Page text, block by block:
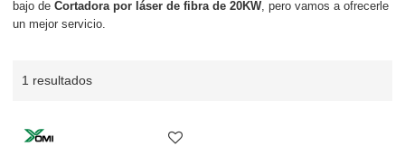
bajo deCortadora por láser de fibra de 20KW, pero vamos a ofrecerle
un mejor servicio.
1 resultados